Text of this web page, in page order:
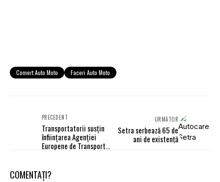
Comert Auto Moto Faceri Auto Moto
PRECEDENT
Transportatorii susţin
înfiinţarea Agenţiei
Europene de Transport
URMĂTOR
Setra serbează 65 de
ani de existență
COMENTAȚI?